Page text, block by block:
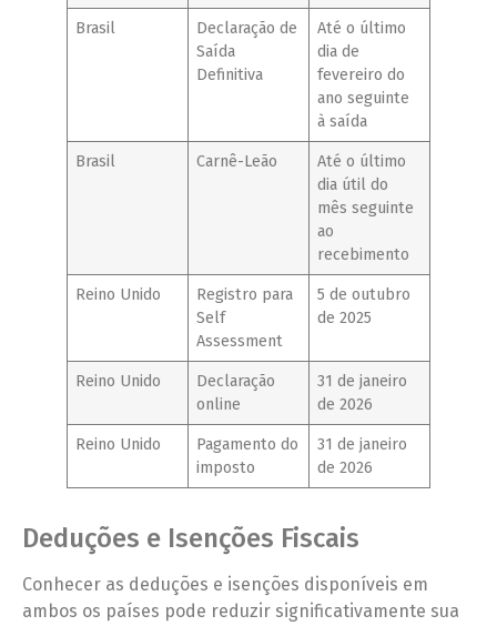
Brasil
Declaração de
Saída
Definitiva
Até o último
dia de
fevereiro do
ano seguinte
à saída
Brasil Carnê-Leão
Até o último
dia útil do
mês seguinte
ao
recebimento
Reino Unido
Registro para
Self
Assessment
5 de outubro
de 2025
Reino Unido
Declaração
online
31 de janeiro
de 2026
Reino Unido
Pagamento do
imposto
31 de janeiro
de 2026
Deduções e Isenções Fiscais
Conhecer as deduções e isenções disponíveis em
ambos os países pode reduzir significativamente sua